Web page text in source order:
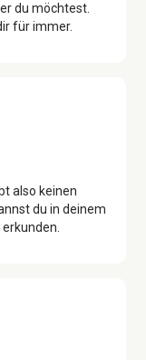
du möchtest.
für immer.
also keinen
du in deinem